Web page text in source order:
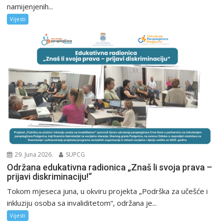
namijenjenih...
Vijesti
29. Juna 2026. SUPCG
Održana edukativna radionica „Znaš li svoja prava –
prijavi diskriminaciju!“
Tokom mjeseca juna, u okviru projekta „Podrška za učešće i
inkluziju osoba sa invaliditetom“, održana je...
Vijesti